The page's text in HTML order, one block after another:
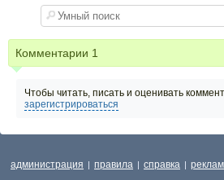
Комментарии 1
Чтобы читать, писать и оценивать
зарегистрироваться
администрация | правила | справка |